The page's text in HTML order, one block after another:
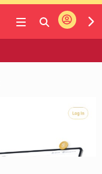
Войти